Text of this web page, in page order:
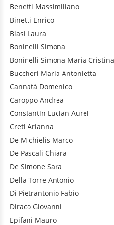
Benetti Massimiliano
Binetti Enrico
Blasi Laura
Boninelli Simona
Boninelli Simona Maria Cristina
Buccheri Maria Antonietta
Cannatà Domenico
Caroppo Andrea
Constantin Lucian Aurel
Cretì Arianna
De Michielis Marco
De Pascali Chiara
De Simone Sara
Della Torre Antonio
Di Pietrantonio Fabio
Diraco Giovanni
Epifani Mauro